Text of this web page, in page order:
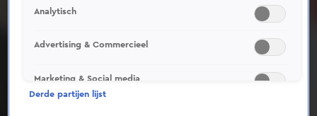
Deze video is niet beschikbaar op je huidige locatie
Analytisch
Advertising & Commercieel
Marketing & Social media
Derde partijen lijst